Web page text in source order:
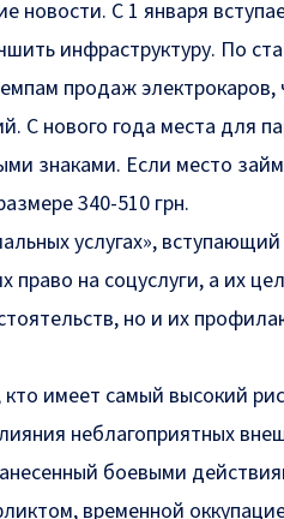
С 1 января
инфраструктуру. По
продаж электрокаров,
С нового года места для
знаками. Если место
340-510 грн.
услугах», вступающий
на соцуслуги, а их
но и их
имеет самый высокий
неблагоприятных
боевыми
временной